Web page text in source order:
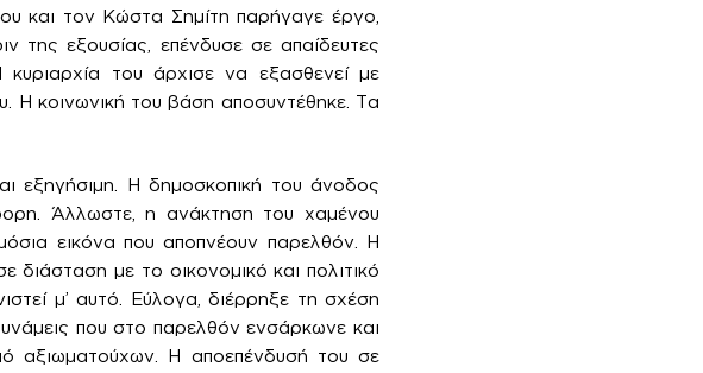
και τον Κώστα Σημίτη παρήγαγε έργο,
εξουσίας, επένδυσε σε απαίδευτες
του άρχισε να εξασθενεί με
Η κοινωνική του βάση αποσυντέθηκε. Τα
εξηγήσιμη. Η δημοσκοπική του άνοδος
Άλλωστε, η ανάκτηση του χαμένου
εικόνα που αποπνέουν παρελθόν. Η
διάσταση με το οικονομικό και πολιτικό
μ’ αυτό. Εύλογα, διέρρηξε τη σχέση
που στο παρελθόν ενσάρκωνε και
αξιωματούχων. Η αποεπένδυσή του σε